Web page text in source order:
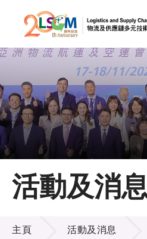
跳到內容（按回
A
主頁
關於LSCM
技術商品化
活動及消
活動及消息
主頁 活動及消息